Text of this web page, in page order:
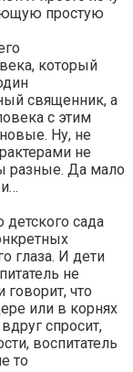
простую
который
священник, а
с этим
Ну, не
не
разные. Да мало
детского сада
глаза. И дети
не
говорит, что
или в корнях
спросит,
воспитатель
то